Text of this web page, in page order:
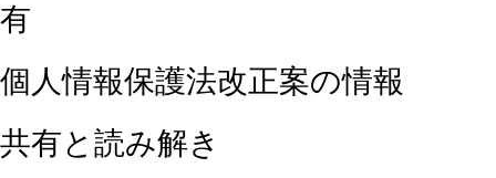
有
個人情報保護法改正案の情報
共有と読み解き